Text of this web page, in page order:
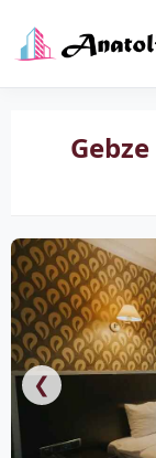
❮